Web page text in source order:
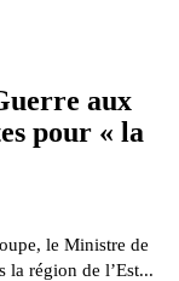
aux
pour « la
le Ministre de
la région de l’Est...